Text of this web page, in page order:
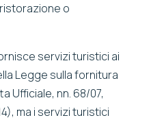
o
servizi turistici ai
Legge sulla fornitura
Ufficiale, nn. 68/07,
ma i servizi turistici